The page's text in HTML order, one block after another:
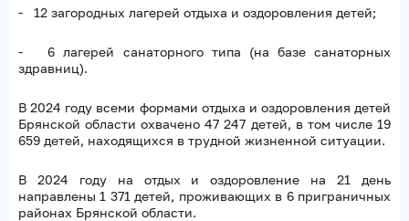
- 12 загородных лагерей отдыха и оздоровления детей;
- 6 лагерей санаторного типа (на базе санаторных
здравниц).
В 2024 году всеми формами отдыха и оздоровления детей
Брянской области охвачено 47 247 детей, в том числе 19
659 детей, находящихся в трудной жизненной ситуации.
В 2024 году на отдых и оздоровление на 21 день
направлены 1 371 детей, проживающих в 6 приграничных
районах Брянской области.